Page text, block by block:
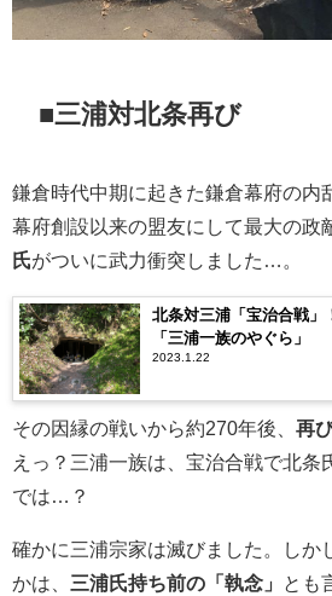
■三浦対北条再び
鎌倉時代中期に起きた鎌倉幕府の内
幕府創設以来の盟友にして最大の政
氏がついに武力衝突しました…。
北条対三浦「宝治合戦
「三浦一族のやぐら」
2023.1.22
その因縁の戦いから約270年後、 再
えっ？三浦一族は、宝治合戦で北条
では…？
確かに三浦宗家は滅びました。しか
かは、 三浦氏持ち前の「執念」
とも